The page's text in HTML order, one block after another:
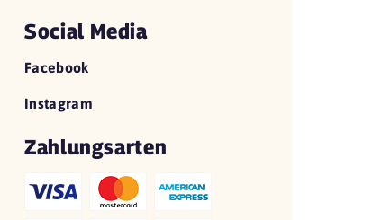
Social Media
Facebook
Instagram
Zahlungsarten